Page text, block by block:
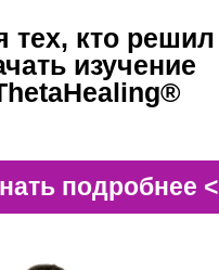
тех, кто решил
изучение
подробнее